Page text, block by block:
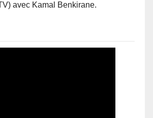
avec Kamal Benkirane.